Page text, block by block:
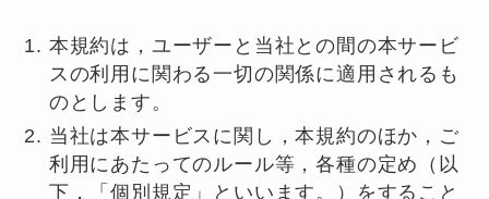
本規約は，ユーザーと当社との間の本サービ
スの利用に関わる一切の関係に適用されるも
のとします。
当社は本サービスに関し，本規約のほか，ご
利用にあたってのルール等，各種の定め（以
下，「個別規定」といいます。）をすること